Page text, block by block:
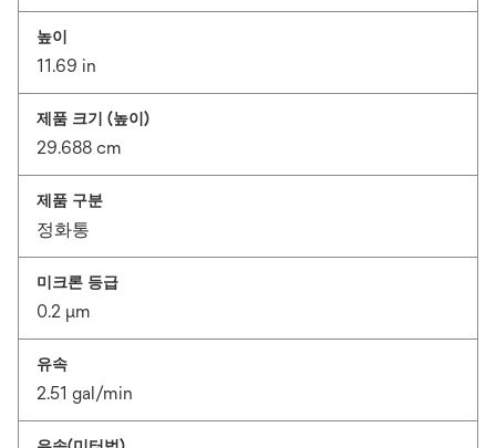
높이
11.69 in
제품 크기 (높이)
29.688 cm
제품 구분
정화통
미크론 등급
0.2 μm
유속
2.51 gal/min